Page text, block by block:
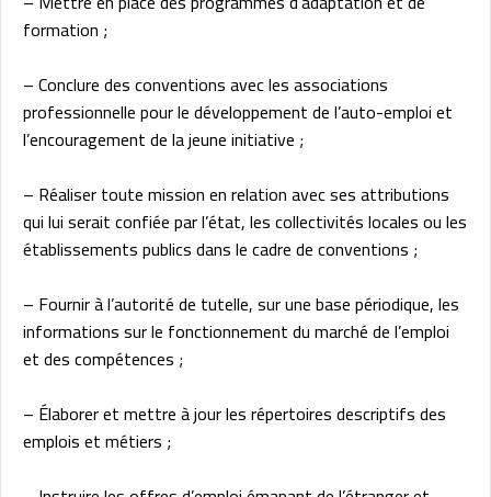
formation ;
– Conclure des conventions avec les associations
professionnelle pour le développement de l’auto-emploi et
l’encouragement de la jeune initiative ;
– Réaliser toute mission en relation avec ses attributions
qui lui serait confiée par l’état, les collectivités locales ou les
établissements publics dans le cadre de conventions ;
– Fournir à l’autorité de tutelle, sur une base périodique, les
informations sur le fonctionnement du marché de l’emploi
et des compétences ;
– Élaborer et mettre à jour les répertoires descriptifs des
emplois et métiers ;